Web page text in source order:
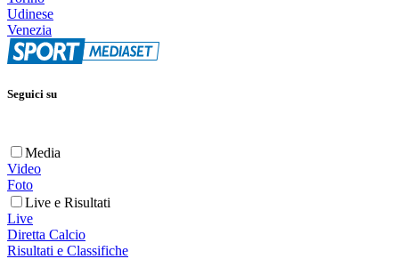
Udinese
Venezia
Seguici su
Media
Video
Foto
Live e Risultati
Live
Diretta Calcio
Risultati e Classifiche